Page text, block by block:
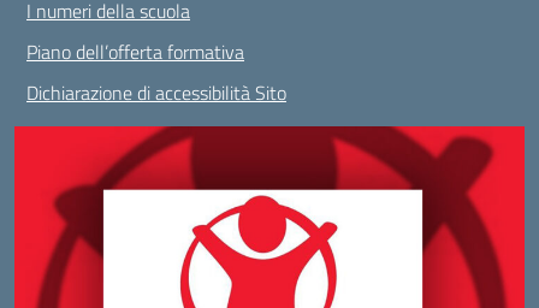
I numeri della scuola
Piano dell’offerta formativa
Dichiarazione di accessibilità Sito